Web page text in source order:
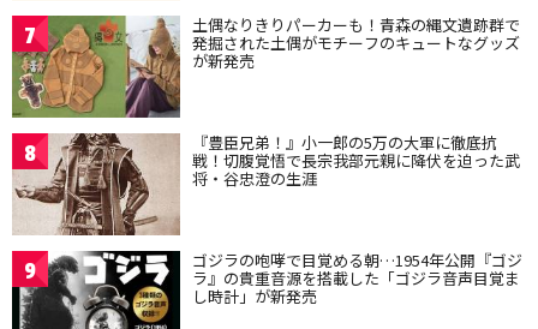
7 土偶なりきりパーカーも！青森の縄文遺跡群で
発掘された土偶がモチーフのキュートなグッズ
が新発売
8 『豊臣兄弟！』小一郎の5万の大軍に徹底抗
戦！切腹覚悟で長宗我部元親に降伏を迫った武
将・谷忠澄の生涯
9 ゴジラの咆哮で目覚める朝…1954年公開『ゴジ
ラ』の貴重音源を搭載した「ゴジラ音声目覚ま
し時計」が新発売